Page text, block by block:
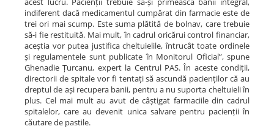
indiferent dacă medicamentul cumpărat din farmacie este de
trei ori mai scump. Este suma plătită de bolnav, care trebuie
să-i fie restituită. Mai mult, în cadrul oricărui control financiar,
aceștia vor putea justifica cheltuielile, întrucât toate ordinele
și regulamentele sunt publicate în Monitorul Oficial”, spune
Ghenadie Țurcanu, expert la Centrul PAS. În aceste condiții,
directorii de spitale vor fi tentați să ascundă pacienților că au
dreptul de ași recupera banii, pentru a nu suporta cheltuieli în
plus. Cel mai mult au avut de câștigat farmaciile din cadrul
spitalelor, care au devenit unica salvare pentru pacienții în
căutare de pastile.